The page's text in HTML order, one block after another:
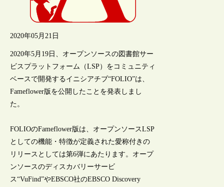
2020年05月21日
2020年5月19日、オープンソースの図書館サー
ビスプラットフォーム（LSP）をコミュニティ
ベースで開発するイニシアチブ“FOLIO”は、
Fameflower版を公開したことを発表しまし
た。
FOLIOのFameflower版は、オープンソースLSP
としての機能・特徴が定義された愛称付きの
リリースとしては第6弾にあたります。オープ
ンソースのディスカバリーサービ
ス“VuFind”やEBSCO社のEBSCO Discovery